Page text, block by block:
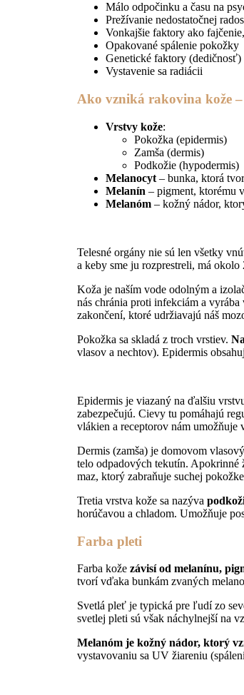
Málo odpočinku a času na
Prežívanie nedostatočnej
Vonkajšie faktory ako
Opakované spálenie pokožky
Genetické faktory (dedičnosť)
Vystavenie sa radiácii
Ako vzniká rakovina kože
Vrstvy kože:
Pokožka (epidermis)
Zamša (dermis)
Podkožie (hypodermis)
Melanocyt – bunka, ktorá
Melanín – pigment, ktorému
Melanóm – kožný nádor,
Telesné orgány nie sú len všetky
a keby sme ju rozprestreli, má
Koža je naším vode odolným a
nás chránia proti infekciám a
zakončení, ktoré udržiavajú náš
Pokožka sa skladá z troch vrstiev.
vlasov a nechtov). Epidermis
Epidermis je viazaný na ďalšiu
zabezpečujú. Cievy tu pomáhajú
vlákien a receptorov nám
Dermis (zamša) je domovom
telo odpadových tekutín. Apokrinné
maz, ktorý zabraňuje suchej
Tretia vrstva kože sa nazýva
horúčavou a chladom. Umožňuje
Farba pleti
Farba kože závisí od melanínu,
tvorí vďaka bunkám zvaných
Svetlá pleť je typická pre ľudí zo
svetlej pleti sú však náchylnejší na
Melanóm je kožný nádor, ktorý
vystavovaniu sa UV žiareniu